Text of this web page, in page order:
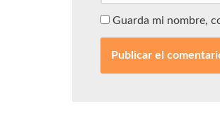
Guarda mi nombre,